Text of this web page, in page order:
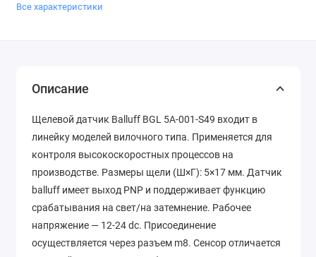
Все характеристики
Описание
Щелевой датчик Balluff BGL 5A-001-S49 входит в
линейку моделей вилочного типа. Применяется для
контроля высокоскоростных процессов на
производстве. Размеры щели (Ш×Г): 5×17 мм. Датчик
balluff имеет выход PNP и поддерживает функцию
срабатывания на свет/на затемнение. Рабочее
напряжение — 12-24 dc. Присоединение
осуществляется через разъем m8. Сенсор отличается